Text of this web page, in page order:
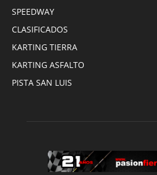
SPEEDWAY
CLASIFICADOS
KARTING TIERRA
KARTING ASFALTO
PISTA SAN LUIS